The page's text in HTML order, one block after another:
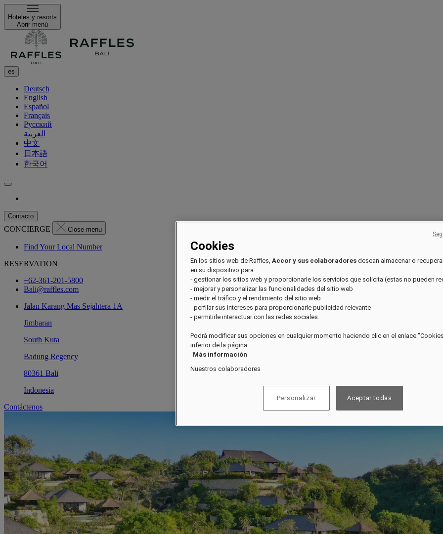
Hoteles y resorts
Abrir menú
es
Deutsch
English
Español
Français
Русский
العربية
中文
日本語
한국어
Contacto
CONCIERGE Close menu
Find Your Local Number
RESERVATION
+62-361-201-5800
Bali@raffles.com
Jalan Karang Mas Sejahtera 1A
Jimbaran
South Kuta
Badung Regency
80361 Bali
Indonesia
Contáctenos
Cookies
En los sitios web de Raffles, Accor y sus colaboradores desean almacenar o
en su dispositivo para:
- gestionar los sitios web y proporcionarle los servicios que solicita (estas no pueden
- mejorar y personalizar las funcionalidades del sitio web
- medir el tráfico y el rendimiento del sitio web
- perfilar sus intereses para proporcionarle publicidad relevante
- permitirle interactuar con las redes sociales.
Podrá modificar sus opciones en cualquier momento haciendo clic en el enlace
inferior de la página.
Más información
Nuestros colaboradores
Personalizar Aceptar todas